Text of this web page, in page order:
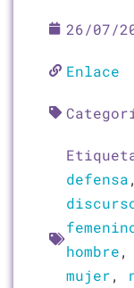
26/07/
Enlace
defensa
hombre,
mujer,